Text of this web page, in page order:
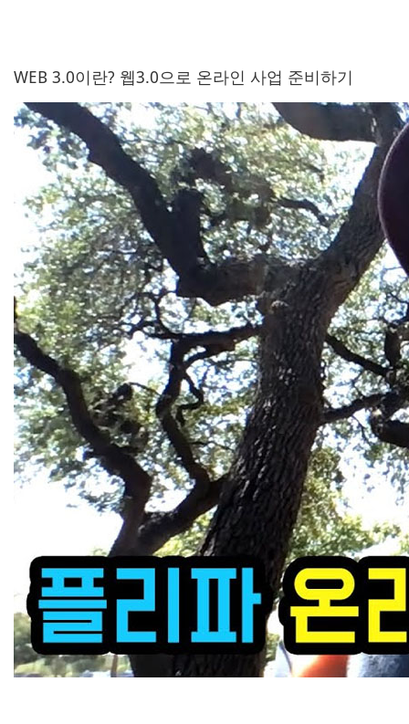
WEB 3.0이란? 웹3.0으로 온라인 사업 준비하기